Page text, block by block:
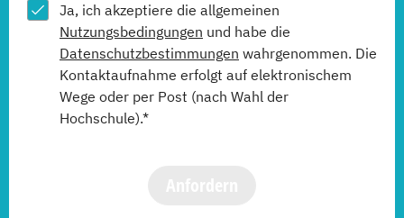
Ja, ich akzeptiere die allgemeinen
Nutzungsbedingungen und habe die
Datenschutzbestimmungen wahrgenommen. Die
Kontaktaufnahme erfolgt auf elektronischem
Wege oder per Post (nach Wahl der
Hochschule).*